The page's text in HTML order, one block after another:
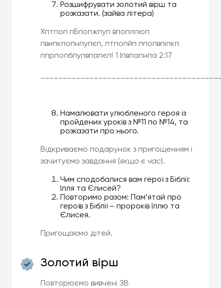
Розшифрувати золотий вірш та
розказати. (зайва літера)
Хптпоп пБпопжпуп впоплпюп
пвипкпопнпупєп, птпопйп ппопвпіпкп
ппрпопбпупвпапєп! 1 Іпвпапнпа 2:17
Намалювати улюбленого героя із
пройдених уроків з №11 по №14, та
розказати про нього.
Відкриваємо подарунок з пригощенням і
зачитуємо завдання (якщо є час).
Чим сподобалися вам герої з Біблії:
Ілля та Єлисей?
Повторимо разом: Пам’ятай про
героїв з Біблії – пророків Іллю та
Єлисея.
Пригощаємо дітей.
Золотий вірш
Повторюємо вивчені ЗВ